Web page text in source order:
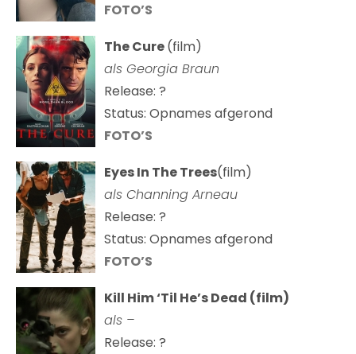
FOTO’S
The Cure(film)
als Georgia Braun
Release: ?
Status: Opnames afgerond
FOTO’S
Eyes In The Trees(film)
als Channing Arneau
Release: ?
Status: Opnames afgerond
FOTO’S
Kill Him ‘Til He’s Dead (film)
als –
Release: ?